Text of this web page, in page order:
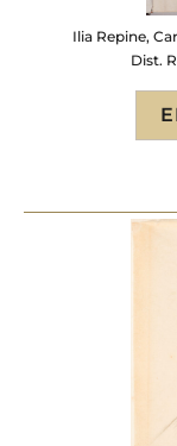
Ilia Repine,
Dist.